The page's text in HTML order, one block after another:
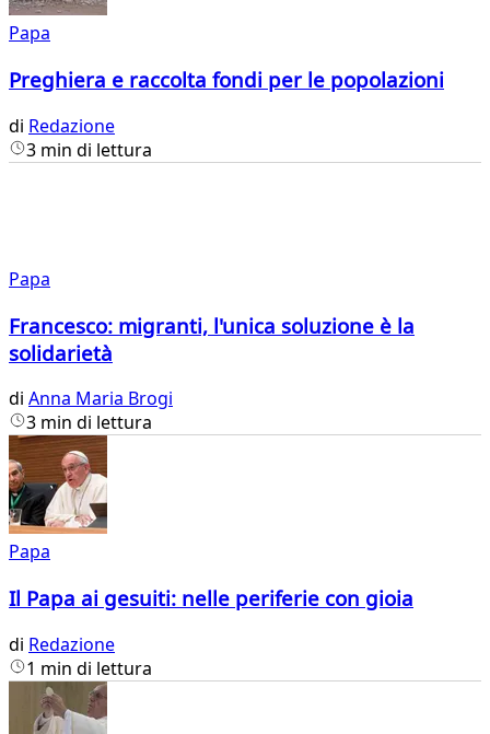
Papa
Preghiera e raccolta fondi per le popolazioni
di Redazione
3 min di lettura
Papa
Francesco: migranti, l'unica soluzione è la
solidarietà
di Anna Maria Brogi
3 min di lettura
Papa
Il Papa ai gesuiti: nelle periferie con gioia
di Redazione
1 min di lettura